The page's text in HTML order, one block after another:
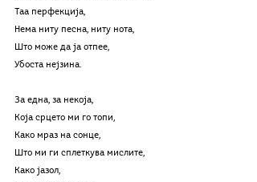
Таа перфекција,
Нема ниту песна, ниту нота,
Што може да ја отпее,
Убоста нејзина.
За една, за некоја,
Која срцето ми го топи,
Како мраз на сонце,
Што ми ги сплеткува мислите,
Како јазол,